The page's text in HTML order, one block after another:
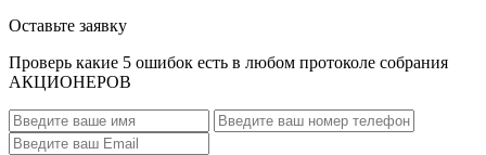
Оставьте заявку
Проверь какие 5 ошибок есть в любом протоколе собрания
АКЦИОНЕРОВ